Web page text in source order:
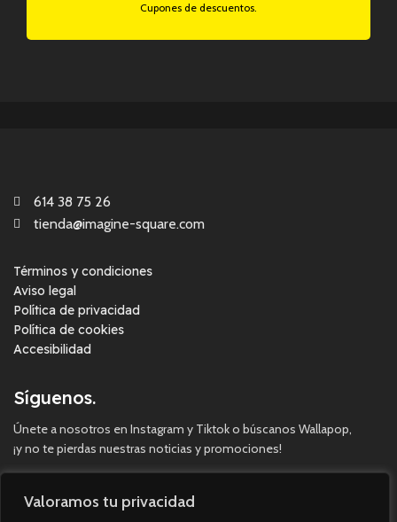
Valoramos tu privacidad
Cupones de descuentos.
614 38 75 26
tienda@imagine-square.com
Términos y condiciones
Aviso legal
Política de privacidad
Política de cookies
Accesibilidad
Síguenos.
Únete a nosotros en Instagram y Tiktok o búscanos Wallapop,
¡y no te pierdas nuestras noticias y promociones!